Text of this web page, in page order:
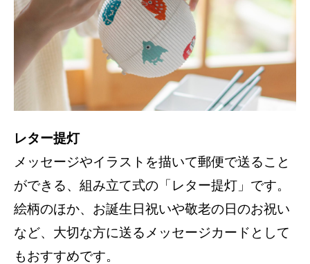
レター提灯
メッセージやイラストを描いて郵便で送ること
ができる、組み立て式の「レター提灯」です。
絵柄のほか、お誕生日祝いや敬老の日のお祝い
など、大切な方に送るメッセージカードとして
もおすすめです。